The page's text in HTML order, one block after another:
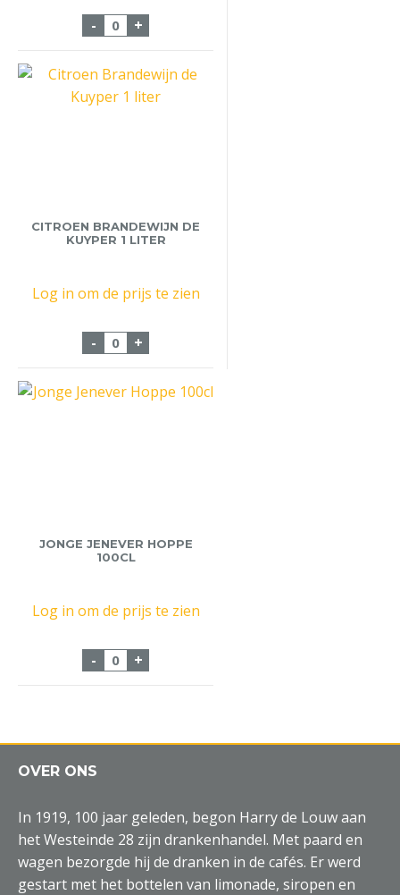
- Bols Honey 70cl aantal
+
CITROEN BRANDEWIJN DE
KUYPER 1 LITER
Log in om de prijs te zien
- Citroen Brandewijn de Kuyper 1 liter
+
JONGE JENEVER HOPPE
100CL
Log in om de prijs te zien
- Jonge Jenever Hoppe 100cl aantal
+
OVER ONS
In 1919, 100 jaar geleden, begon Harry de Louw aan
het Westeinde 28 zijn drankenhandel. Met paard en
wagen bezorgde hij de dranken in de cafés. Er werd
gestart met het bottelen van limonade, siropen en